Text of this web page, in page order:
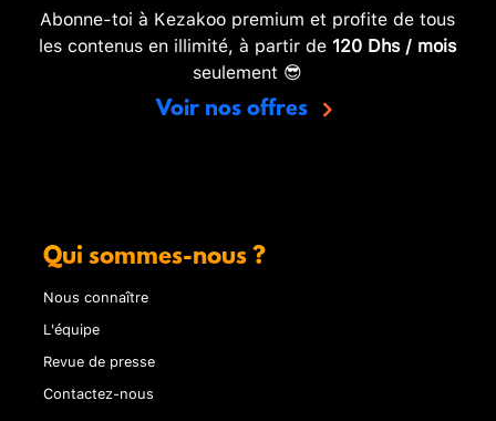
Abonne-toi à Kezakoo premium et profite de tous
les contenus en illimité, à partir de 120 Dhs / mois
seulement 😎
Voir nos offres
Qui sommes-nous ?
Nous connaître
L'équipe
Revue de presse
Contactez-nous